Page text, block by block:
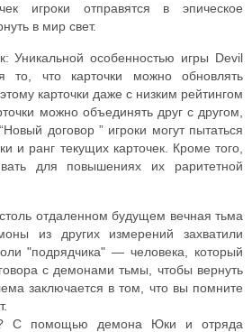
игроки отправятся в эпическое
в мир свет.
Уникальной особенностью игры Devil
то, что карточки можно обновлять
карточки даже с низким рейтингом
можно объединять друг с другом,
договор ” игроки могут пытаться
и ранг текущих карточек. Кроме того,
для повышениях их раритетной
отдаленном будущем вечная тьма
из других измерений захватили
"подрядчика" — человека, который
с демонами тьмы, чтобы вернуть
заключается в том, что вы помните
С помощью демона Юки и отряда